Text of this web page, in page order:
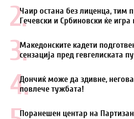
2.Чаир остана без лиценца, тим
Гечевски и Србиновски ќе
3.Македонските кадети
сензација пред гевгелиската
4.Дончиќ може да здивне,
повлече тужбата!
Поранешен центар на Партизан